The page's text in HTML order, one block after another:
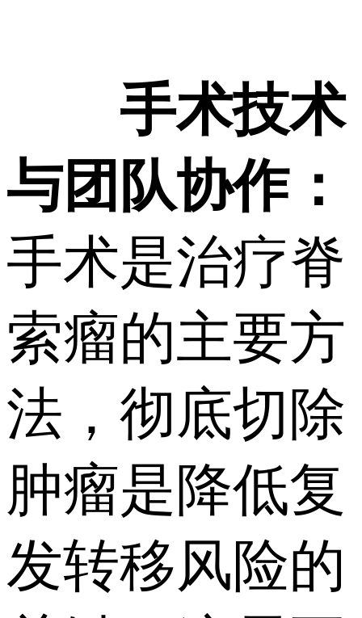
手术技术
与团队协作：
手术是治疗脊
索瘤的主要方
法，彻底切除
肿瘤是降低复
发转移风险的